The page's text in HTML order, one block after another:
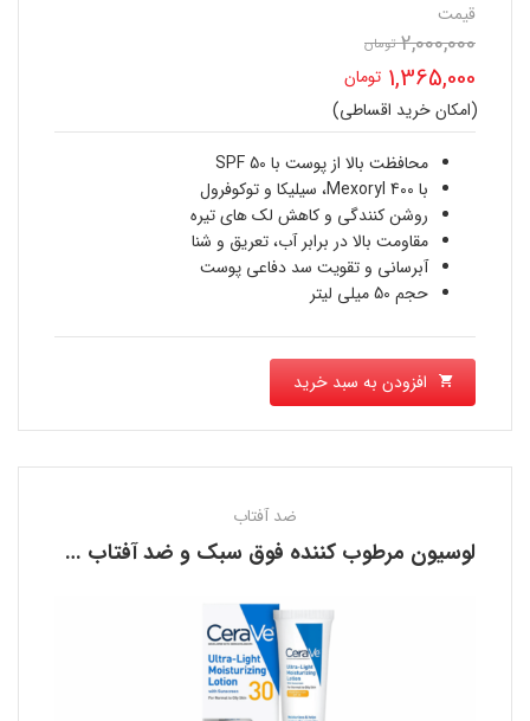
قیمت
2,000,000 تومان
اصلی
2,000,000 تومان
بود.
1,365,000 تومان
قیمت
فعلی
1,365,000 تومان
است.
(امکان خرید اقساطی)
محافظت بالا از پوست با SPF 50
با Mexoryl 400، سیلیکا و توکوفرول
روشن کنندگی و کاهش لک های تیره
مقاومت بالا در برابر آب، تعریق و شنا
آبرسانی و تقویت سد دفاعی پوست
حجم 50 میلی لیتر
افزودن به سبد خرید
ضد آفتاب
لوسیون مرطوب کننده فوق سبک و ضد آفتاب سراوی CERAVE